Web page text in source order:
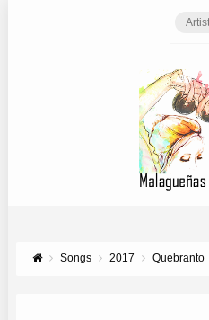
Songs 2017 Quebranto